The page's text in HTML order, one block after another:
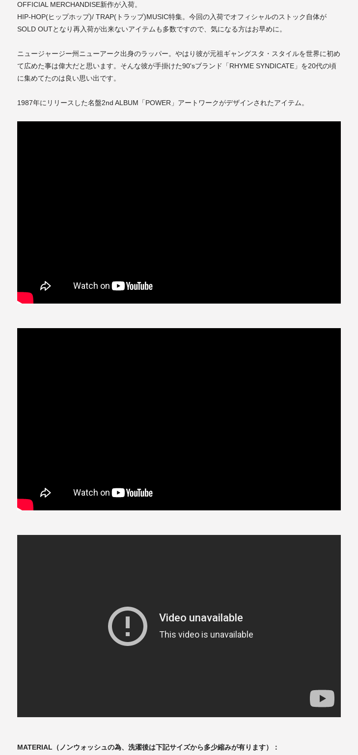
OFFICIAL MERCHANDISE新作が入荷。
HIP-HOP(ヒップホップ)/ TRAP(トラップ)MUSIC特集。今回の入荷でオフィシャルのストック自体が
SOLD OUTとなり再入荷が出来ないアイテムも多数ですので、気になる方はお早めに。
ニュージャージー州ニューアーク出身のラッパー。やはり彼が元祖ギャングスタ・スタイルを世界に初め
て広めた事は偉大だと思います。そんな彼が手掛けた90'sブランド「RHYME SYNDICATE」を20代の頃
に集めてたのは良い思い出です。
1987年にリリースした名盤2nd ALBUM「POWER」アートワークがデザインされたアイテム。
MATERIAL（ノンウォッシュの為、洗濯後は下記サイズから多少縮みが有ります）：